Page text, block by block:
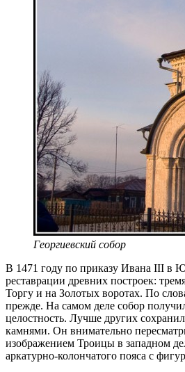
Георгиевский собор
В 1471 году по приказу Ивана III в
рестав­рации древних построек:
Торгу и на Золо­тых воротах. По
прежде. На самом деле собор
целостность. Лучше других
камнями. Он внимательно
изображением Троицы в западном
аркатурно-колончатого пояса с